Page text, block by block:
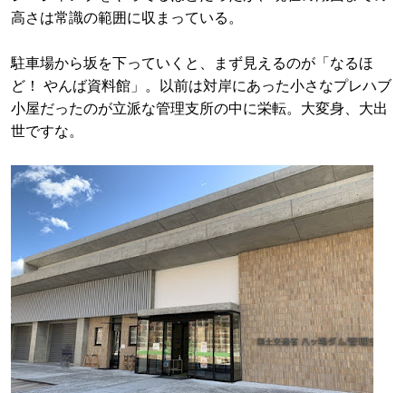
高さは常識の範囲に収まっている。
駐車場から坂を下っていくと、まず見えるのが「なるほ
ど！ やんば資料館」。以前は対岸にあった小さなプレハブ
小屋だったのが立派な管理支所の中に栄転。大変身、大出
世ですな。